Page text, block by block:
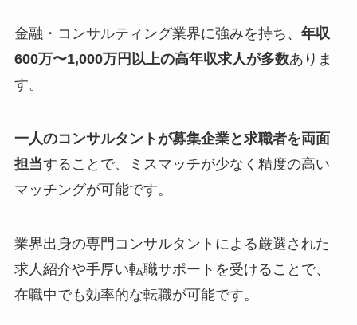
金融・コンサルティング業界に強みを持ち、 年収
600万〜1,000万円以上の高年収求人が多数ありま
す。
一人のコンサルタントが募集企業と求職者を両面
担当することで、ミスマッチが少なく精度の高い
マッチングが可能です。
業界出身の専門コンサルタントによる厳選された
求人紹介や手厚い転職サポートを受けることで、
在職中でも効率的な転職が可能です。